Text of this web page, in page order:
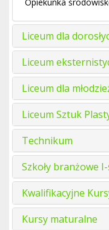
Opiekunka
Liceum dla
Liceum
Liceum dla
Liceum Sztuk
Technikum
Szkoły branżowe
Kwalifikacyjne
Kursy maturalne